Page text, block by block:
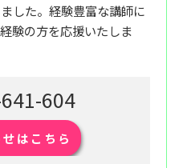
した。経験豊富な講師に
験の方を応援いたしま
604
はこちら